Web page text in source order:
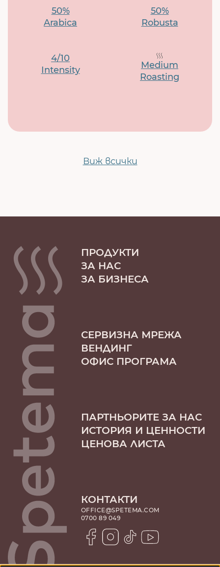
50%
Arabica
50%
Robusta
4/10
Intensity
Medium
Roasting
Виж всички
ПРОДУКТИ
ЗА НАС
ЗА БИЗНЕСА
СЕРВИЗНА МРЕЖА
ВЕНДИНГ
ОФИС ПРОГРАМА
ПАРТНЬОРИТЕ ЗА НАС
ИСТОРИЯ И ЦЕННОСТИ
ЦЕНОВА ЛИСТА
КОНТАКТИ
OFFICE@SPETEMA.COM
0700 89 049